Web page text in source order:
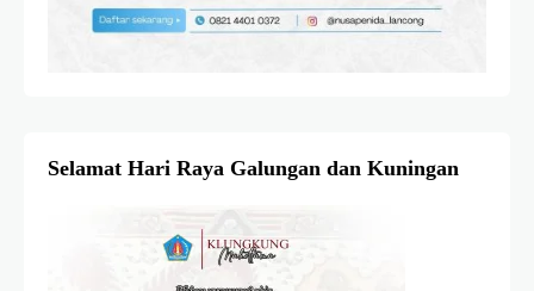
Selamat Hari Raya Galungan dan Kuningan